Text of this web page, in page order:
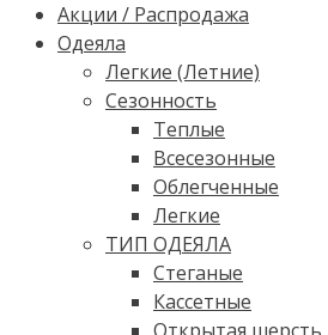
Акции / Распродажа
Одеяла
Легкие (Летние)
Сезонность
Теплые
Всесезонные
Облегченные
Легкие
ТИП ОДЕЯЛА
Стеганые
Кассетные